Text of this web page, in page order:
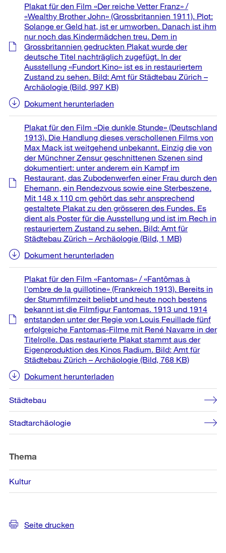
Plakat für den Film «Der reiche Vetter Franz» /
«Wealthy Brother John» (Grossbritannien 1911). Plot:
Solange er Geld hat, ist er umworben. Danach ist ihm
nur noch das Kindermädchen treu. Dem in
Grossbritannien gedruckten Plakat wurde der
deutsche Titel nachträglich zugefügt. In der
Ausstellung «Fundort Kino» ist es in restauriertem
Zustand zu sehen. Bild: Amt für Städtebau Zürich –
Archäologie (Bild, 997 KB)
Dokument herunterladen
Plakat für den Film «Die dunkle Stunde» (Deutschland
1913). Die Handlung dieses verschollenen Films von
Max Mack ist weitgehend unbekannt. Einzig die von
der Münchner Zensur geschnittenen Szenen sind
dokumentiert: unter anderem ein Kampf im
Restaurant, das Zubodenwerfen einer Frau durch den
Ehemann, ein Rendezvous sowie eine Sterbeszene.
Mit 148 x 110 cm gehört das sehr ansprechend
gestaltete Plakat zu den grösseren des Fundes. Es
dient als Poster für die Ausstellung und ist im Rech in
restauriertem Zustand zu sehen. Bild: Amt für
Städtebau Zürich – Archäologie (Bild, 1 MB)
Dokument herunterladen
Plakat für den Film «Fantomas» / «Fantômas à
l'ombre de la guillotine» (Frankreich 1913). Bereits in
der Stummfilmzeit beliebt und heute noch bestens
bekannt ist die Filmfigur Fantomas. 1913 und 1914
entstanden unter der Regie von Louis Feuillade fünf
erfolgreiche Fantomas-Filme mit René Navarre in der
Titelrolle. Das restaurierte Plakat stammt aus der
Eigenproduktion des Kinos Radium. Bild: Amt für
Städtebau Zürich – Archäologie (Bild, 768 KB)
Dokument herunterladen
Städtebau
Stadtarchäologie
Thema
Kultur
Seite drucken